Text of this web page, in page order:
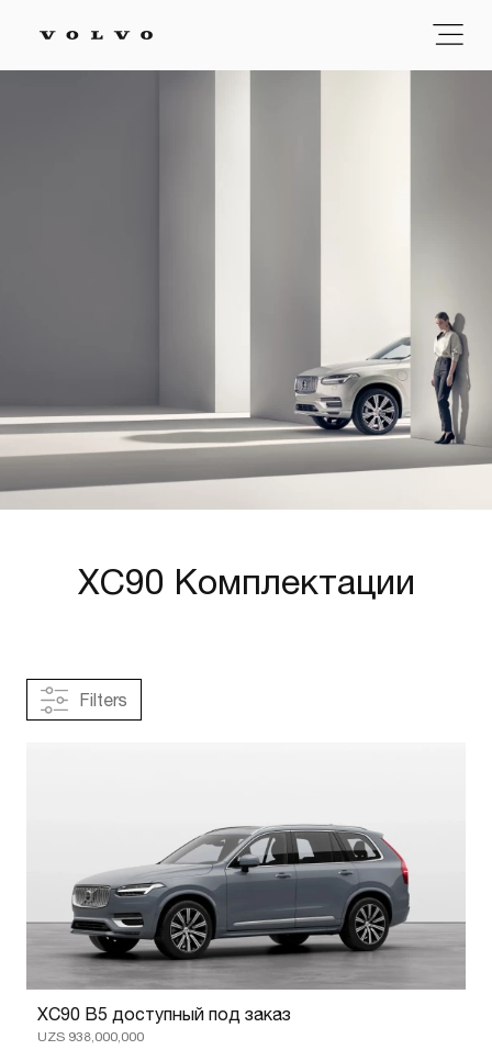
XC90 Комплектации
Filters
XC90 B5 доступный под заказ
UZS 938,000,000